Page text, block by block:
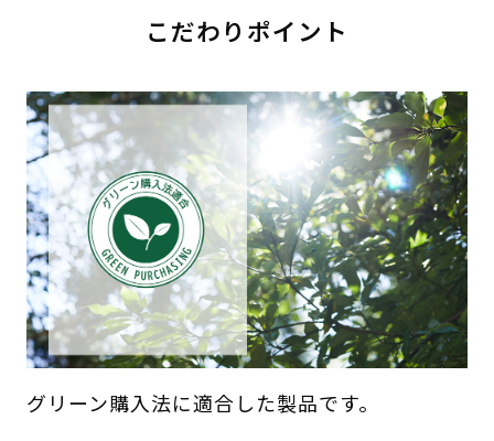
こだわりポイント
グリーン購入法に適合した製品です。